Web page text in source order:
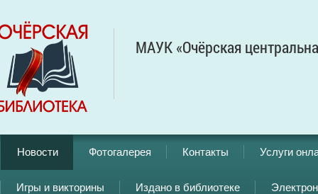
МАУК «Очёрская
Новости Фотогалерея Контакты Услуги
Игры и викторины Издано в библиотеке